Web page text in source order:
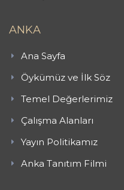
ANKA
Ana Sayfa
Öykümüz ve İlk Söz
Temel Değerlerimiz
Çalışma Alanları
Yayın Politikamız
Anka Tanıtım Filmi